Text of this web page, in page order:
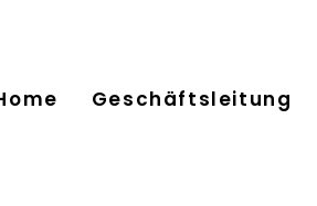
Geschäftsleitung